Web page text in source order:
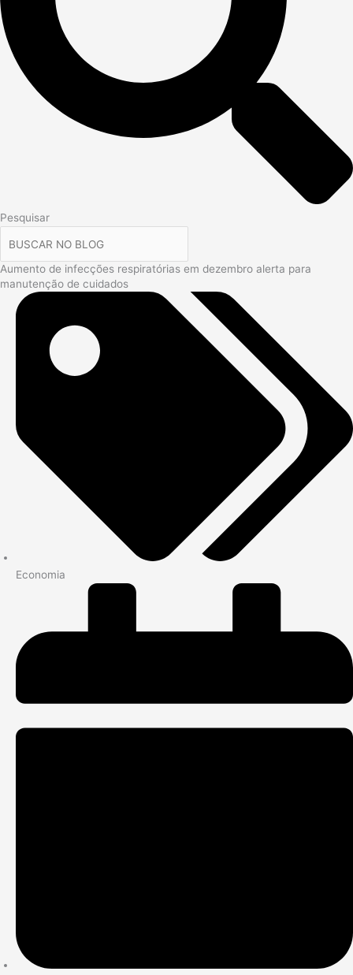
Pesquisar
Aumento de infecções respiratórias em dezembro alerta para
manutenção de cuidados
Economia